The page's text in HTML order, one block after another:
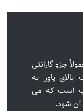
جزو گارانتی
پاور به
است که می
شود.